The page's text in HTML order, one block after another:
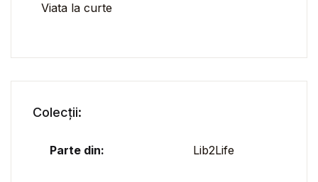
Viata la curte
Colecții:
Parte din: Lib2Life